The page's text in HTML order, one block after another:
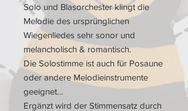
Solo und Blasorchester klingt die
Melodie des ursprünglichen
Wiegenliedes sehr sonor und
melancholisch & romantisch.
Die Solostimme ist auch für Posaune
oder andere Melodieinstrumente
geeignet…
Ergänzt wird der Stimmensatz durch